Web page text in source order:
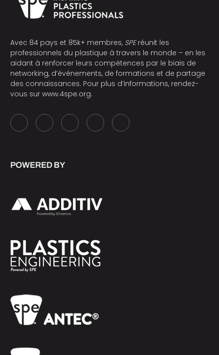
Avec 84 pays et 85k+ membres, SPEréunit les
professionnels du plastique à travers le monde – en les
aidant à renforcer leurs compétences par le biais de
networking, d’événements, de formations et de partage
des connaissances. Pour plus d’informations, rendez-
vous sur www.4spe.org.
POWERED BY